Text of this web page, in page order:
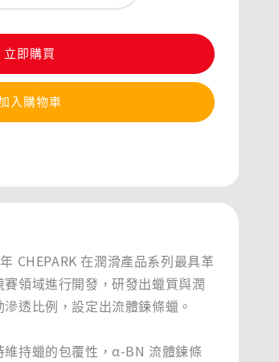
立即購買
入購物車
CHEPARK 在潤滑產品系列最具革
領域進行開發，研發出蠟質與潤
透比例，設定出流體鍊條蠟。
持蠟的包覆性，α-BN 流體鍊條